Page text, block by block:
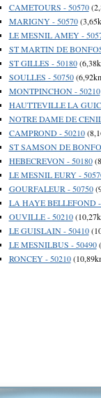
CAMETOURS - 50570
MARIGNY - 50570
LE MESNIL AMEY -
ST MARTIN DE
ST GILLES - 50180
SOULLES - 50750
MONTPINCHON - 50210
HAUTTEVILLE LA
NOTRE DAME DE
CAMPROND - 50210
ST SAMSON DE
HEBECREVON - 50180
LE MESNIL EURY -
GOURFALEUR - 50750
LA HAYE BELLEFOND -
OUVILLE - 50210
LE GUISLAIN - 50410
LE MESNILBUS - 50490
RONCEY - 50210